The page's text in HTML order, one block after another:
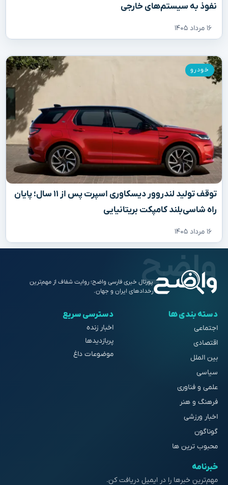
نفوذ به سیستم‌های خارجی
۱۶ مرداد ۱۴۰۵
توقف تولید لندروور دیسکاوری اسپرت پس از ۱۱ سال؛ پایان
راه شاسی‌بلند کامپکت بریتانیایی
۱۶ مرداد ۱۴۰۵
خودرو
پورتال خبری فارسی واضح؛ روایت شفاف از مهم‌ترین
رخدادهای ایران و جهان.
دسته بندی ها
اجتماعی
اقتصادی
بین الملل
سیاسی
علمی و فناوری
فرهنگ و هنر
اخبار ورزشی
گوناگون
محبوب ترین ها
دسترسی سریع
اخبار زنده
پربازدیدها
موضوعات داغ
خبرنامه
مهم‌ترین خبرها را در ایمیل دریافت کن.